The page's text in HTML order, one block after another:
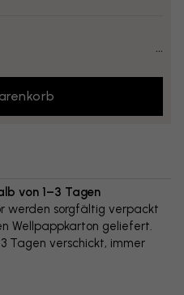
...
von 1–3 Tagen
werden sorgfältig verpackt
Wellpappkarton geliefert.
Tagen verschickt, immer